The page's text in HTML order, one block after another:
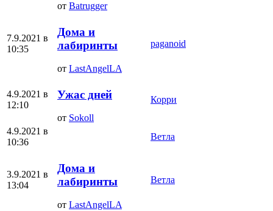
от Batrugger
7.9.2021 в
10:35
Дома и
лабиринты
от LastAngelLA
paganoid
4.9.2021 в
12:10
Ужас дней
от Sokoll
Корри
4.9.2021 в
10:36
Ветла
3.9.2021 в
13:04
Дома и
лабиринты
от LastAngelLA
Ветла